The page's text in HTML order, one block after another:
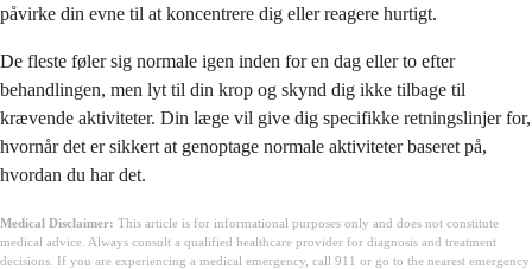
påvirke din evne til at koncentrere dig eller reagere hurtigt.
De fleste føler sig normale igen inden for en dag eller to efter
behandlingen, men lyt til din krop og skynd dig ikke tilbage til
krævende aktiviteter. Din læge vil give dig specifikke retningslinjer for,
hvornår det er sikkert at genoptage normale aktiviteter baseret på,
hvordan du har det.
Medical Disclaimer: This article is for informational purposes only and does not constitute
medical advice. Always consult a qualified healthcare provider for diagnosis and treatment
decisions. If you are experiencing a medical emergency, call 911 or go to the nearest emergency